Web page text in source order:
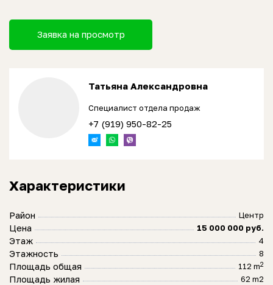
Заявка на просмотр
Татьяна Александровна
Специалист отдела продаж
+7 (919) 950-82-25
Характеристики
Район Центр
Цена 15 000 000 руб.
Этаж 4
Этажность 8
Площадь общая 112 m2
Площадь жилая 62 m2